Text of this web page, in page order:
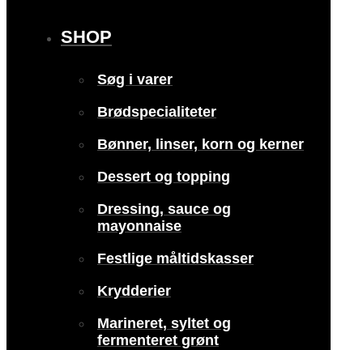
SHOP
Søg i varer
Brødspecialiteter
Bønner, linser, korn og kerner
Dessert og topping
Dressing, sauce og
mayonnaise
Festlige måltidskasser
Krydderier
Marineret, syltet og
fermenteret grønt